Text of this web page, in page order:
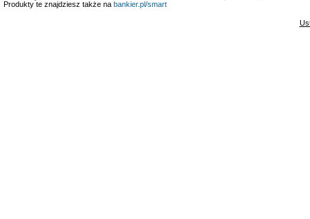
Produkty te znajdziesz także na bankier.pl/smart